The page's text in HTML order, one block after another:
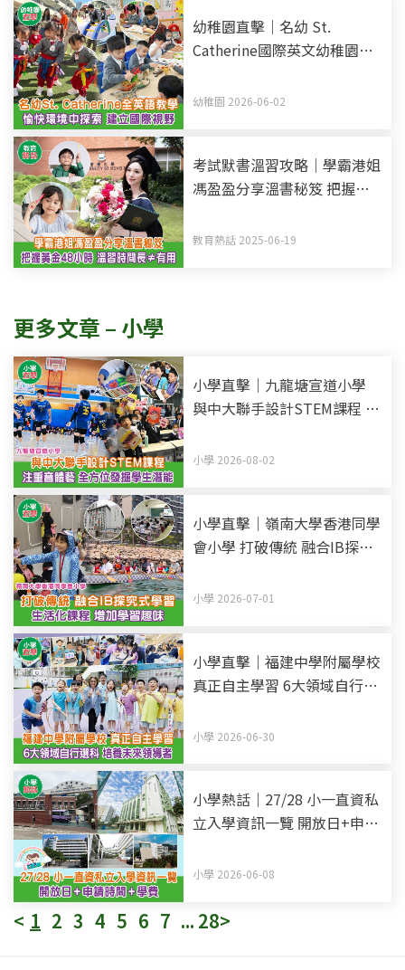
幼稚園直擊｜名幼 St.
Catherine國際英文幼稚園暨
中探索 建立國際視野
幼稚園 2026-06-02
考試默書溫習攻略｜學霸港姐
馮盈盈分享溫書秘笈 把握黃
不等於有用
教育熱話 2025-06-19
更多文章 – 小學
小學直擊｜九龍塘宣道小學
與中大聯手設計STEM課程 注
能
小學 2026-08-02
小學直擊｜嶺南大學香港同學
會小學 打破傳統 融合IB探究
趣味
小學 2026-07-01
小學直擊｜福建中學附屬學校
真正自主學習 6大領域自行選
小學 2026-06-30
小學熱話｜27/28 小一直資私
立入學資訊一覽 開放日+申請
小學 2026-06-08
< 1 2 3 4 5 6 7 ... 28>